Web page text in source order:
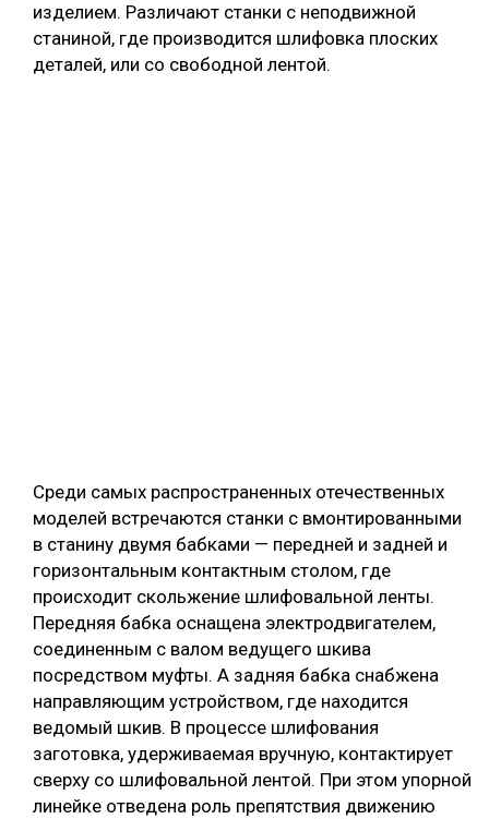
изделием. Различают станки с неподвижной
станиной, где производится шлифовка плоских
деталей, или со свободной лентой.
Среди самых распространенных отечественных
моделей встречаются станки с вмонтированными
в станину двумя бабками — передней и задней и
горизонтальным контактным столом, где
происходит скольжение шлифовальной ленты.
Передняя бабка оснащена электродвигателем,
соединенным с валом ведущего шкива
посредством муфты. А задняя бабка снабжена
направляющим устройством, где находится
ведомый шкив. В процессе шлифования
заготовка, удерживаемая вручную, контактирует
сверху со шлифовальной лентой. При этом упорной
линейке отведена роль препятствия движению